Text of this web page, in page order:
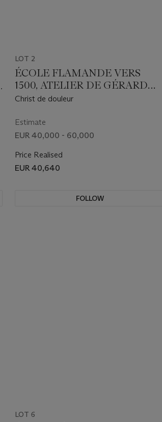
LOT 2
ÉCOLE FLAMANDE VERS
1500, ATELIER DE GÉRARD
DAVID
Christ de douleur
Estimate
EUR 40,000 - 60,000
Price Realised
EUR 40,640
FOLLOW
LOT 6